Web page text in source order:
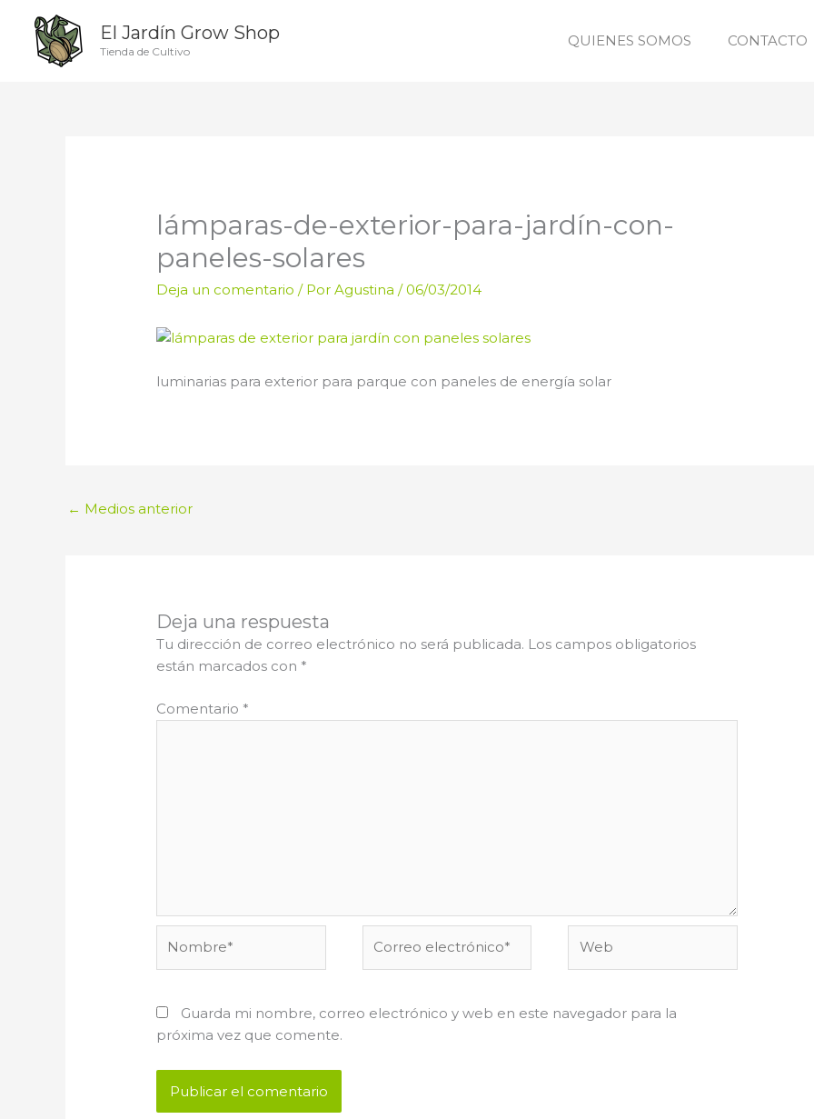
contenido
El Jardín Grow Shop
Tienda de Cultivo
QUIENES SOMOS CONTACTO
lámparas-de-exterior-para-jardín-con-
paneles-solares
Deja un comentario / PorAgustina/06/03/2014
luminarias para exterior para parque con paneles de energía solar
← Medios anterior
Deja una respuesta
Tu dirección de correo electrónico no será publicada. Los campos obligatorios
están marcados con *
Comentario *
electrónico*
Guarda mi nombre, correo electrónico y web en este navegador para la
próxima vez que comente.